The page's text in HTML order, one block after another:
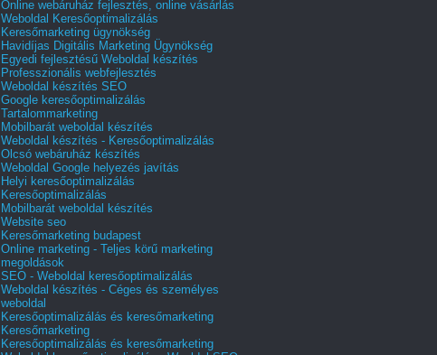
Online webáruház fejlesztés, online vásárlás
Weboldal Keresőoptimalizálás
Keresőmarketing ügynökség
Havidíjas Digitális Marketing Ügynökség
Egyedi fejlesztésű Weboldal készítés
Professzionális webfejlesztés
Weboldal készítés SEO
Google keresőoptimalizálás
Tartalommarketing
Mobilbarát weboldal készítés
Weboldal készítés - Keresőoptimalizálás
Olcsó webáruház készítés
Weboldal Google helyezés javítás
Helyi keresőoptimalizálás
Keresőoptimalizálás
Mobilbarát weboldal készítés
Website seo
Keresőmarketing budapest
Online marketing - Teljes körű marketing
megoldások
SEO - Weboldal keresőoptimalizálás
Weboldal készítés - Céges és személyes
weboldal
Keresőoptimalizálás és keresőmarketing
Keresőmarketing
Keresőoptimalizálás és keresőmarketing